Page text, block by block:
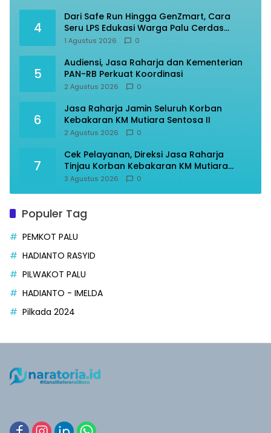
4
Dari Safe Run Hingga GenZmart, Cara
Seru LPS Edukasi Warga Palu Cerdas
Finansial
1 Agustus 2026 0
5
Audiensi, Jasa Raharja dan Kementerian
PAN-RB Perkuat Koordinasi
2 Agustus 2026 0
6
Jasa Raharja Jamin Seluruh Korban
Kebakaran KM Mutiara Sentosa II
2 Agustus 2026 0
7
Cek Pelayanan, Direksi Jasa Raharja
Tinjau Korban Kebakaran KM Mutiara
Sentosa II
3 Agustus 2026 0
Populer Tag
PEMKOT PALU
HADIANTO RASYID
PILWAKOT PALU
HADIANTO - IMELDA
Pilkada 2024